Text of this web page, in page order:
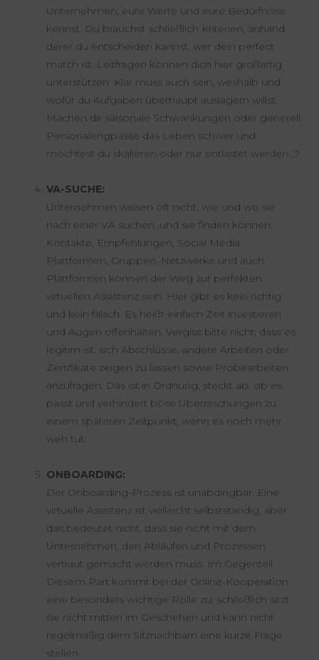
Unternehmen, eure Werte und eure Bedürfnisse
kennst. Du brauchst schließlich Kriterien, anhand
derer du entscheiden kannst, wer dein perfect
match ist. Leitfragen können dich hier großartig
unterstützen. Klar muss auch sein, weshalb und
wofür du Aufgaben überhaupt auslagern willst.
Machen dir saisonale Schwankungen oder generell
Personalengpässe das Leben schwer und
möchtest du skalieren oder nur entlastet werden…?
VA-SUCHE:
Unternehmen wissen oft nicht, wie und wo sie
nach einer VA suchen, und sie finden können.
Kontakte, Empfehlungen, Social Media
Plattformen, Gruppen, Netzwerke und auch
Plattformen können der Weg zur perfekten
virtuellen Assistenz sein. Hier gibt es kein richtig
und kein falsch. Es heißt einfach Zeit investieren
und Augen offenhalten. Vergiss bitte nicht, dass es
legitim ist, sich Abschlüsse, andere Arbeiten oder
Zertifikate zeigen zu lassen sowie Probearbeiten
anzufragen. Das ist in Ordnung, steckt ab, ob es
passt und verhindert böse Überraschungen zu
einem späteren Zeitpunkt, wenn es noch mehr
weh tut.
ONBOARDING:
Der Onboarding-Prozess ist unabdingbar. Eine
virtuelle Assistenz ist vielleicht selbstständig, aber
das bedeutet nicht, dass sie nicht mit dem
Unternehmen, den Abläufen und Prozessen
vertraut gemacht werden muss. Im Gegenteil.
Diesem Part kommt bei der Online-Kooperation
eine besonders wichtige Rolle zu, schließlich sitzt
sie nicht mitten im Geschehen und kann nicht
regelmäßig dem Sitznachbarn eine kurze Frage
stellen.